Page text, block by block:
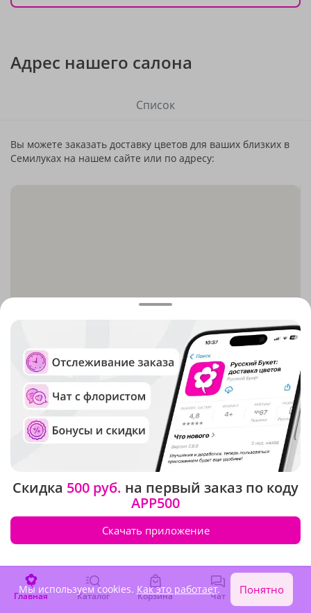
Адрес нашего салона
Список
Вы можете заказать доставку цветов для ваших близких в
Семилуках на нашем сайте или по адресу:
Стоимость и сроки доставки
цветов в ближайшие города
Главная Каталог Корзина Чат Войти
Скидка 500 руб. на первый заказ по коду
APP500
Скачать приложение
Мы используем cookies. Как это работает. Понятно